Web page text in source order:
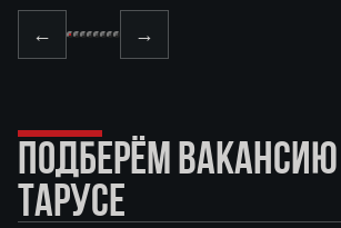
← →
ПОДБЕРЁМ ВАКАНСИЮ
ТАРУСЕ